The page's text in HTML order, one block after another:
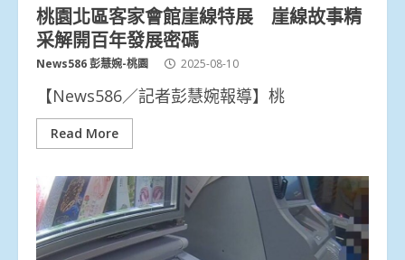
桃園北區客家會館崖線特展 崖線故事精
采解開百年發展密碼
News586 彭慧婉-桃園 2025-08-10
【News586／記者彭慧婉報導】桃
Read More